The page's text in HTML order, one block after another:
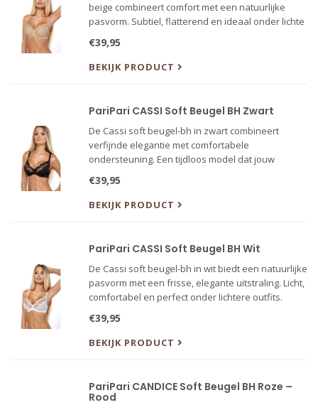
beige combineert comfort met een natuurlijke
pasvorm. Subtiel, flatterend en ideaal onder lichte
€39,95
BEKIJK PRODUCT
PariPari CASSI Soft Beugel BH Zwart
De Cassi soft beugel-bh in zwart combineert
verfijnde elegantie met comfortabele
ondersteuning. Een tijdloos model dat jouw
sensuele uitstraling.
€39,95
BEKIJK PRODUCT
PariPari CASSI Soft Beugel BH Wit
De Cassi soft beugel-bh in wit biedt een natuurlijke
pasvorm met een frisse, elegante uitstraling. Licht,
comfortabel en perfect onder lichtere outfits.
€39,95
BEKIJK PRODUCT
PariPari CANDICE Soft Beugel BH Roze –
Rood